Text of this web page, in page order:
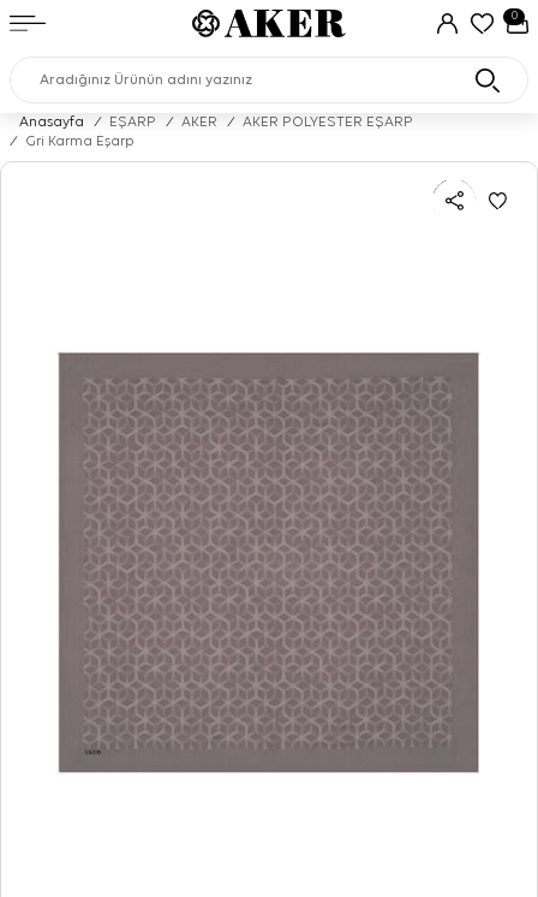
0
Anasayfa / EŞARP / AKER /
AKER POLYESTER EŞARP
/
Gri Karma Eşarp